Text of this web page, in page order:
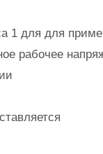
1 для для
рабочее